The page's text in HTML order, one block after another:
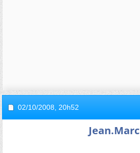
02/10/2008, 20h52
Jean.Marc